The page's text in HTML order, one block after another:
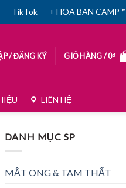
TikTok + HOA BAN CAMP™
/ ĐĂNG KÝ GIỎ HÀNG /0₫
LIÊN HỆ
DANH MỤC SP
MẬT ONG & TAM THẤT